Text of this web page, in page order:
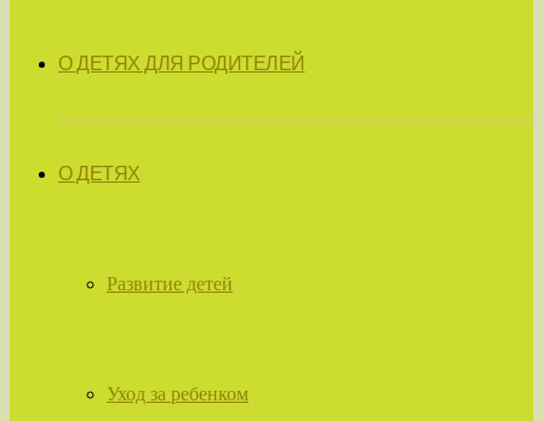
О ДЕТЯХ ДЛЯ РОДИТЕЛЕЙ
О ДЕТЯХ
Развитие детей
Уход за ребенком